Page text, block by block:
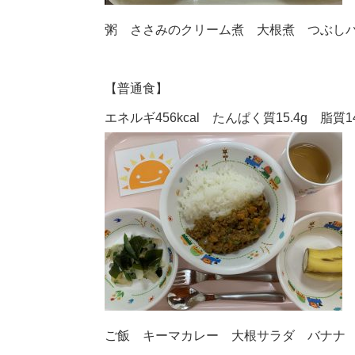
粥 ささみのクリーム煮 大根煮 つぶし
【普通食】
エネルギ456kcal たんぱく質15.4g 脂質
ご飯 キーマカレー 大根サラダ バナナ